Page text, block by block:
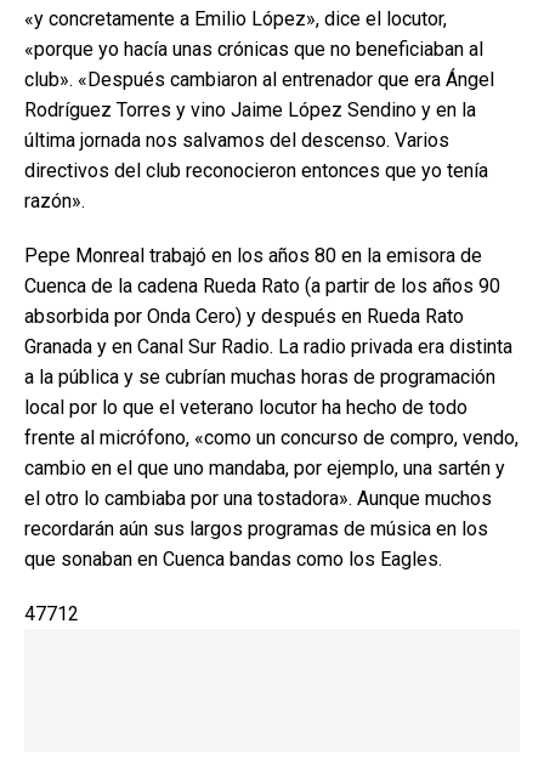
«y concretamente a Emilio López», dice el locutor,
«porque yo hacía unas crónicas que no beneficiaban al
club». «Después cambiaron al entrenador que era Ángel
Rodríguez Torres y vino Jaime López Sendino y en la
última jornada nos salvamos del descenso. Varios
directivos del club reconocieron entonces que yo tenía
razón».
Pepe Monreal trabajó en los años 80 en la emisora de
Cuenca de la cadena Rueda Rato (a partir de los años 90
absorbida por Onda Cero) y después en Rueda Rato
Granada y en Canal Sur Radio. La radio privada era distinta
a la pública y se cubrían muchas horas de programación
local por lo que el veterano locutor ha hecho de todo
frente al micrófono, «como un concurso de compro, vendo,
cambio en el que uno mandaba, por ejemplo, una sartén y
el otro lo cambiaba por una tostadora». Aunque muchos
recordarán aún sus largos programas de música en los
que sonaban en Cuenca bandas como los Eagles.
47712